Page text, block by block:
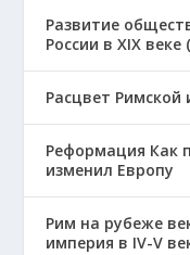
Развитие
России в XIX веке
Расцвет Римской
Реформация Как
изменил Европу
Рим на рубеже
империя в IV-V